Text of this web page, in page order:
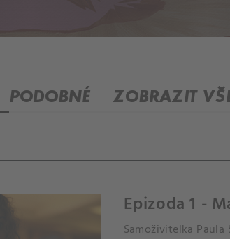
PODOBNÉ ZOBRAZIT
Epizoda 1 -
Samoživitelka